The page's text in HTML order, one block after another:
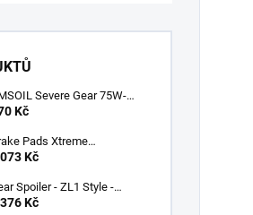
Severe Gear 75W-
Kč
Pads Xtreme
ECE R90
Kč
Spoiler - ZL1 Style -
Black (CAMARO 16-23)
Kč